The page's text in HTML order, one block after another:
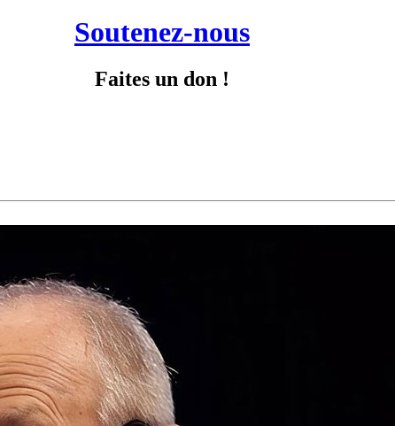
Soutenez-nous
Faites un don !